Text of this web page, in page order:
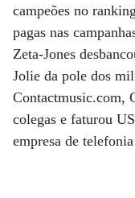
campeões no
pagas nas
Zeta-Jones
Jolie da pole dos
Contactmusic.com,
colegas e faturou
empresa de